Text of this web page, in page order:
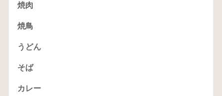
焼肉
焼鳥
うどん
そば
カレー